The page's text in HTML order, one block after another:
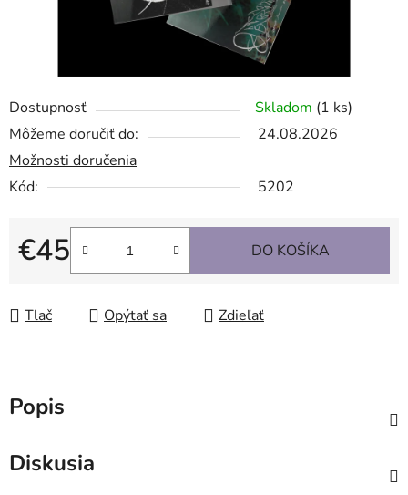
Dostupnosť Skladom (1 ks)
Môžeme doručiť do:
24.08.2026
Možnosti doručenia
Kód:
5202
€45
Jednotková cena:
DO KOŠÍKA
Tlač Opýtať sa Zdieľať
Popis
Diskusia